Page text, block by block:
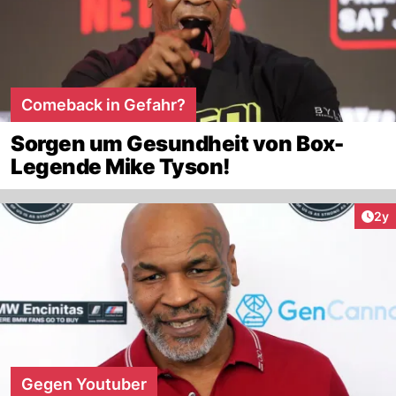
Comeback in Gefahr?
Sorgen um Gesundheit von Box-
Legende Mike Tyson!
2y
Gegen Youtuber